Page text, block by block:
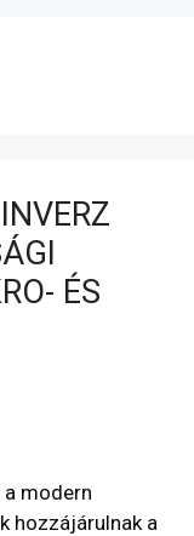
ÉS
modern
hozzájárulnak a